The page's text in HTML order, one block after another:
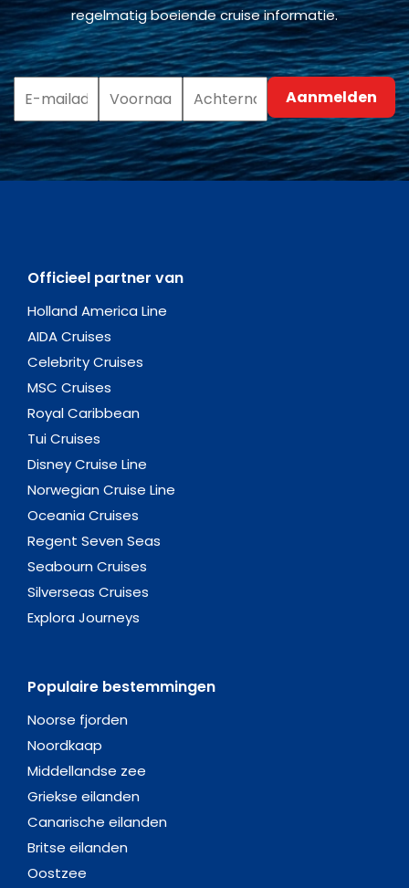
regelmatig boeiende cruise informatie.
Officieel partner van
Holland America Line
AIDA Cruises
Celebrity Cruises
MSC Cruises
Royal Caribbean
Tui Cruises
Disney Cruise Line
Norwegian Cruise Line
Oceania Cruises
Regent Seven Seas
Seabourn Cruises
Silverseas Cruises
Explora Journeys
Populaire bestemmingen
Noorse fjorden
Noordkaap
Middellandse zee
Griekse eilanden
Canarische eilanden
Britse eilanden
Oostzee